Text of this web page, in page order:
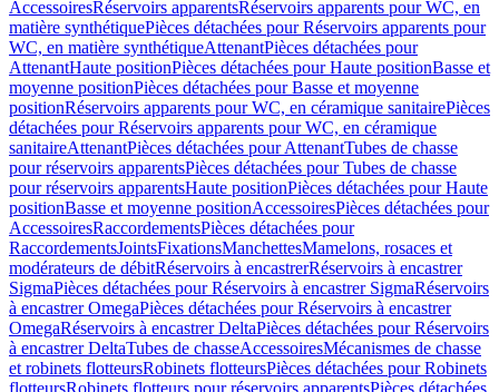
AccessoiresRéservoirs apparentsRéservoirs apparents pour WC, en
matière synthétiquePièces détachées pour Réservoirs apparents pour
WC, en matière synthétiqueAttenantPièces détachées pour
AttenantHaute positionPièces détachées pour Haute positionBasse et
moyenne positionPièces détachées pour Basse et moyenne
positionRéservoirs apparents pour WC, en céramique sanitairePièces
détachées pour Réservoirs apparents pour WC, en céramique
sanitaireAttenantPièces détachées pour AttenantTubes de chasse
pour réservoirs apparentsPièces détachées pour Tubes de chasse
pour réservoirs apparentsHaute positionPièces détachées pour Haute
positionBasse et moyenne positionAccessoiresPièces détachées pour
AccessoiresRaccordementsPièces détachées pour
RaccordementsJointsFixationsManchettesMamelons, rosaces et
modérateurs de débitRéservoirs à encastrerRéservoirs à encastrer
SigmaPièces détachées pour Réservoirs à encastrer SigmaRéservoirs
à encastrer OmegaPièces détachées pour Réservoirs à encastrer
OmegaRéservoirs à encastrer DeltaPièces détachées pour Réservoirs
à encastrer DeltaTubes de chasseAccessoiresMécanismes de chasse
et robinets flotteursRobinets flotteursPièces détachées pour Robinets
flotteursRobinets flotteurs pour réservoirs apparentsPièces détachées